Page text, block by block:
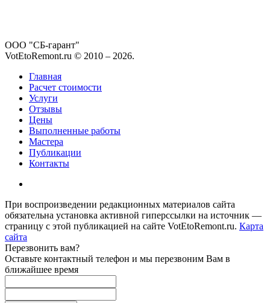
ООО "СБ-гарант"
VotEtoRemont.ru © 2010 – 2026.
Главная
Расчет стоимости
Услуги
Отзывы
Цены
Выполненные работы
Мастера
Публикации
Контакты
При воспроизведении редакционных материалов сайта
обязательна установка активной гиперссылки на источник —
страницу с этой публикацией на сайте VotEtoRemont.ru. Карта
сайта
Перезвонить вам?
Оставьте контактный телефон и мы перезвоним Вам в
ближайшее время